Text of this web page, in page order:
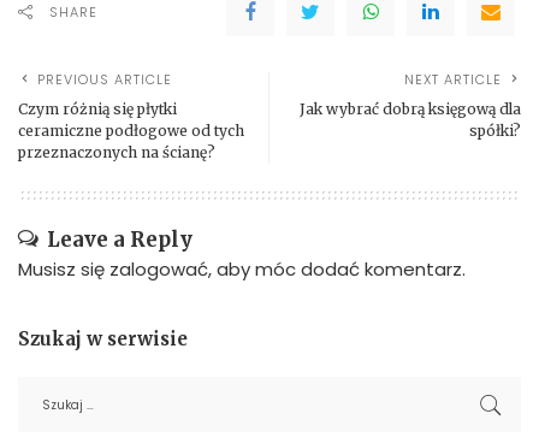
SHARE
PREVIOUS ARTICLE
Czym różnią się płytki
ceramiczne podłogowe od tych
przeznaczonych na ścianę?
NEXT ARTICLE
Jak wybrać dobrą księgową dla
spółki?
Leave a Reply
Musisz się zalogować, aby móc dodać komentarz.
Szukaj w serwisie